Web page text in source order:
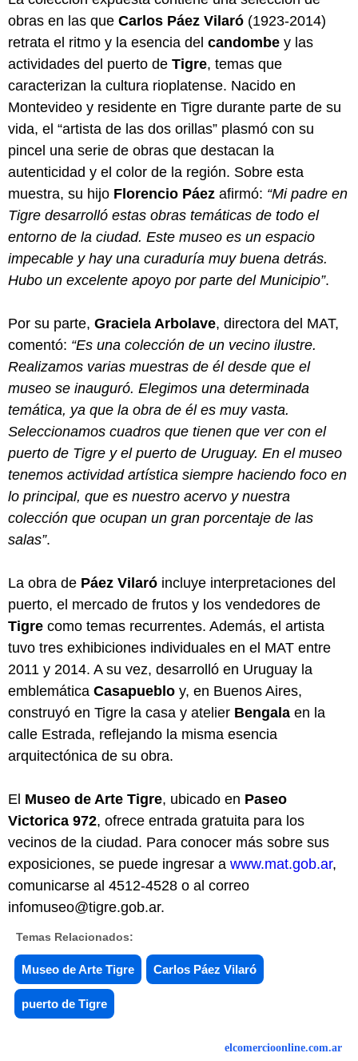
obras en las que Carlos Páez Vilaró (1923-2014)
retrata el ritmo y la esencia del candombe y las
actividades del puerto de Tigre, temas que
caracterizan la cultura rioplatense. Nacido en
Montevideo y residente en Tigre durante parte de su
vida, el “artista de las dos orillas” plasmó con su
pincel una serie de obras que destacan la
autenticidad y el color de la región. Sobre esta
muestra, su hijo Florencio Páez afirmó: “Mi padre en
Tigre desarrolló estas obras temáticas de todo el
entorno de la ciudad. Este museo es un espacio
impecable y hay una curaduría muy buena detrás.
Hubo un excelente apoyo por parte del Municipio”.
Por su parte, Graciela Arbolave, directora del MAT,
comentó: “Es una colección de un vecino ilustre.
Realizamos varias muestras de él desde que el
museo se inauguró. Elegimos una determinada
temática, ya que la obra de él es muy vasta.
Seleccionamos cuadros que tienen que ver con el
puerto de Tigre y el puerto de Uruguay. En el museo
tenemos actividad artística siempre haciendo foco en
lo principal, que es nuestro acervo y nuestra
colección que ocupan un gran porcentaje de las
salas”.
La obra de Páez Vilaró incluye interpretaciones del
puerto, el mercado de frutos y los vendedores de
Tigre como temas recurrentes. Además, el artista
tuvo tres exhibiciones individuales en el MAT entre
2011 y 2014. A su vez, desarrolló en Uruguay la
emblemática Casapueblo y, en Buenos Aires,
construyó en Tigre la casa y atelier Bengala en la
calle Estrada, reflejando la misma esencia
arquitectónica de su obra.
El Museo de Arte Tigre, ubicado en Paseo
Victorica 972, ofrece entrada gratuita para los
vecinos de la ciudad. Para conocer más sobre sus
exposiciones, se puede ingresar a www.mat.gob.ar,
comunicarse al 4512-4528 o al correo
infomuseo@tigre.gob.ar.
Temas Relacionados:
Museo de Arte Tigre Carlos Páez Vilaró
puerto de Tigre
elcomercioonline.com.ar